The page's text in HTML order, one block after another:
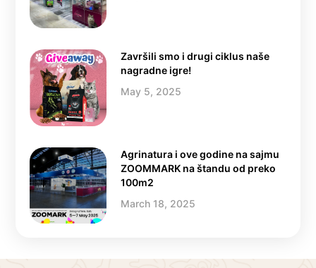
Završili smo i drugi ciklus naše
nagradne igre!
May 5, 2025
Agrinatura i ove godine na sajmu
ZOOMMARK na štandu od preko
100m2
March 18, 2025